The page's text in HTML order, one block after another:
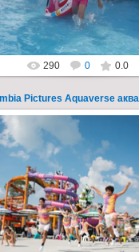
Thai-Online
290 0 0.0
23.10.2022
Columbia Pictures Aquaverse -
тематический аквапарк в
Открыт в октябре 2022 после
модернизации и смены...
Thai-Online